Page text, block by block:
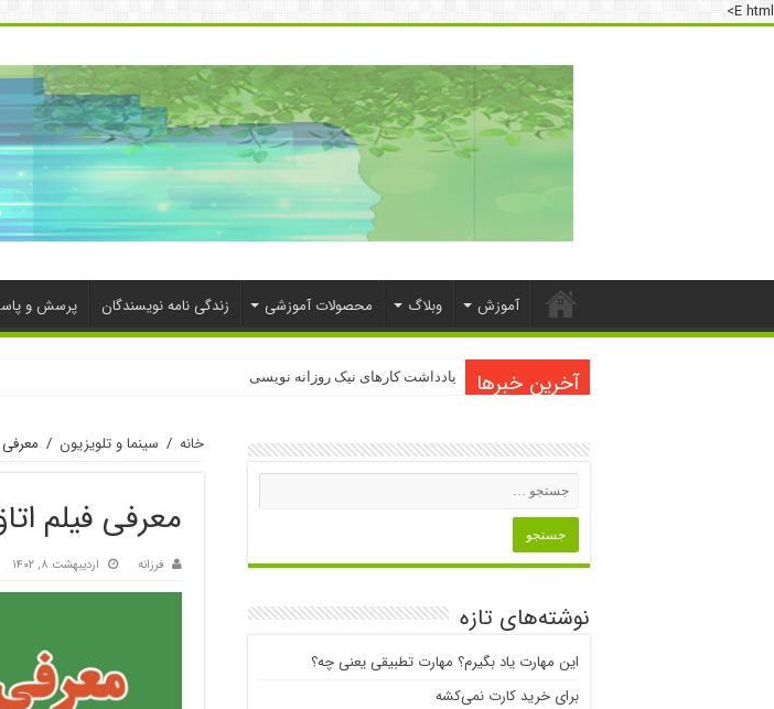
E html>
آموزش وبلاگ محصولات آموزشی زندگی نامه نویسندگان پرسش و
آخرین خبرها یادداشت کارهای نیک روزانه نویسی
دسترسی به اینترنت پرو
خانه / سینما و تلویزیون /
معرفی فیلم
فرزانه اردیبهشت ۸, ۱۴۰۲
نوشته‌های تازه
این مهارت یاد بگیرم؟ مهارت تطبیقی یعنی چه؟
برای خرید کارت نمی‌‌کشه